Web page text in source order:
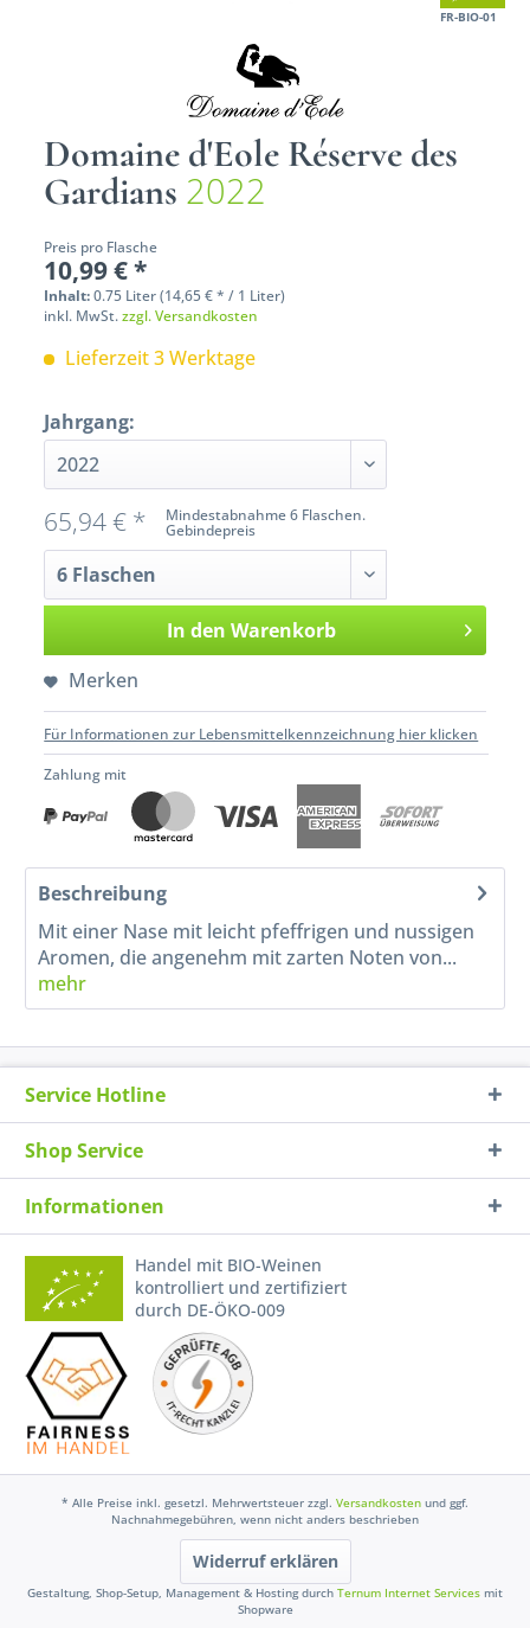
FR-BIO-01
Domaine d'Eole Réserve des
Gardians 2022
Preis pro Flasche
10,99 € *
Inhalt:0.75 Liter (14,65 € * / 1 Liter)
inkl. MwSt.zzgl. Versandkosten
Lieferzeit 3 Werktage
Jahrgang:
Mindestabnahme 6 Flaschen.
Gebindepreis
65,94 € *
In den Warenkorb
Merken
Für Informationen zur Lebensmittelkennzeichnung hier klicken
Zahlung mit
Beschreibung
Mit einer Nase mit leicht pfeffrigen und nussigen
Aromen, die angenehm mit zarten Noten von...
mehr
Service Hotline
Shop Service
Informationen
Handel mit BIO-Weinen
kontrolliert und zertifiziert
durch DE-ÖKO-009
* Alle Preise inkl. gesetzl. Mehrwertsteuer zzgl. Versandkosten und ggf.
Nachnahmegebühren, wenn nicht anders beschrieben
Widerruf erklären
Gestaltung, Shop-Setup, Management & Hosting durch Ternum Internet Services mit
Shopware